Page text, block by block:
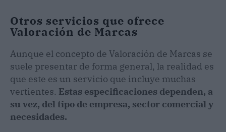
Otros servicios que ofrece
Valoración de Marcas
Aunque el concepto de Valoración de Marcas se
suele presentar de forma general, la realidad es
que este es un servicio que incluye muchas
vertientes. Estas especificaciones dependen, a
su vez, del tipo de empresa, sector comercial y
necesidades.